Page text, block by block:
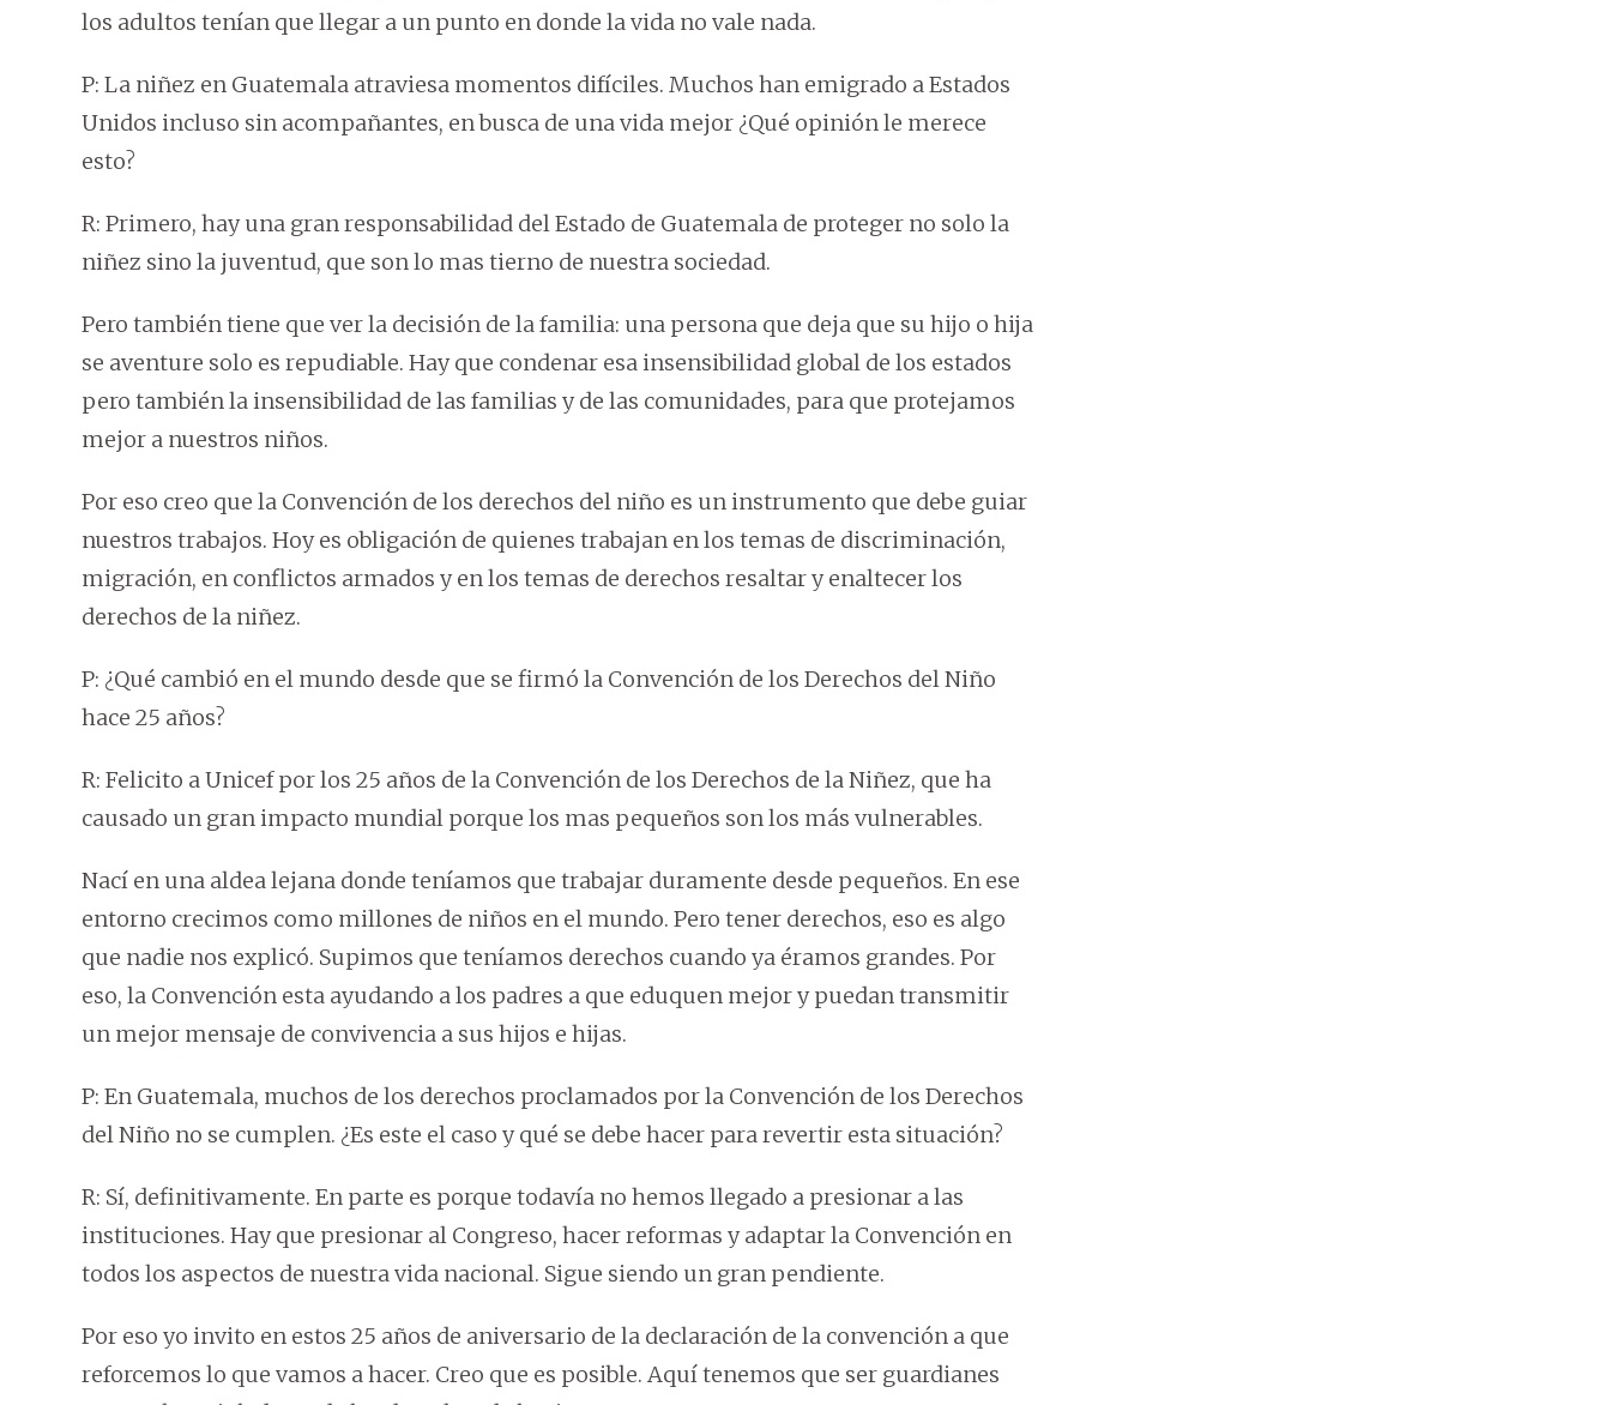
los adultos tenían que llegar a un punto en donde la vida no vale nada.
P: La niñez en Guatemala atraviesa momentos difíciles. Muchos han emigrado a Estados
Unidos incluso sin acompañantes, en busca de una vida mejor ¿Qué opinión le merece
esto?
R: Primero, hay una gran responsabilidad del Estado de Guatemala de proteger no solo la
niñez sino la juventud, que son lo mas tierno de nuestra sociedad.
Pero también tiene que ver la decisión de la familia: una persona que deja que su hijo o hija
se aventure solo es repudiable. Hay que condenar esa insensibilidad global de los estados
pero también la insensibilidad de las familias y de las comunidades, para que protejamos
mejor a nuestros niños.
Por eso creo que la Convención de los derechos del niño es un instrumento que debe guiar
nuestros trabajos. Hoy es obligación de quienes trabajan en los temas de discriminación,
migración, en conflictos armados y en los temas de derechos resaltar y enaltecer los
derechos de la niñez.
P: ¿Qué cambió en el mundo desde que se firmó la Convención de los Derechos del Niño
hace 25 años?
R: Felicito a Unicef por los 25 años de la Convención de los Derechos de la Niñez, que ha
causado un gran impacto mundial porque los mas pequeños son los más vulnerables.
Nací en una aldea lejana donde teníamos que trabajar duramente desde pequeños. En ese
entorno crecimos como millones de niños en el mundo. Pero tener derechos, eso es algo
que nadie nos explicó. Supimos que teníamos derechos cuando ya éramos grandes. Por
eso, la Convención esta ayudando a los padres a que eduquen mejor y puedan transmitir
un mejor mensaje de convivencia a sus hijos e hijas.
P: En Guatemala, muchos de los derechos proclamados por la Convención de los Derechos
del Niño no se cumplen. ¿Es este el caso y qué se debe hacer para revertir esta situación?
R: Sí, definitivamente. En parte es porque todavía no hemos llegado a presionar a las
instituciones. Hay que presionar al Congreso, hacer reformas y adaptar la Convención en
todos los aspectos de nuestra vida nacional. Sigue siendo un gran pendiente.
Por eso yo invito en estos 25 años de aniversario de la declaración de la convención a que
reforcemos lo que vamos a hacer. Creo que es posible. Aquí tenemos que ser guardianes